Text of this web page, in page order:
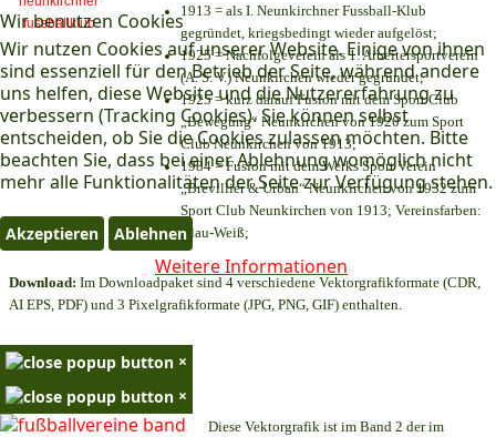
Wir benutzen Cookies
Wir nutzen Cookies auf unserer Website. Einige von ihnen
sind essenziell für den Betrieb der Seite, während andere
uns helfen, diese Website und die Nutzererfahrung zu
verbessern (Tracking Cookies). Sie können selbst
entscheiden, ob Sie die Cookies zulassen möchten. Bitte
beachten Sie, dass bei einer Ablehnung womöglich nicht
mehr alle Funktionalitäten der Seite zur Verfügung stehen.
Akzeptieren Ablehnen
Weitere Informationen
1913 = als I. Neunkirchner Fussball-Klub
gegründet, kriegsbedingt wieder aufgelöst;
1925 = Nachfolgeverein als 1. Arbeitersportverein
(A. S. V.) Neunkirchen wieder gegründet;
1925 = kurz darauf Fusion mit dem Sport Club
„Bewegung“ Neunkirchen von 1920 zum Sport
Club Neunkirchen von 1913;
1984 = Fusion mit dem Werks Sport Verein
„Brevillier & Urban“ Neunkirchen von 1932 zum
Sport Club Neunkirchen von 1913; Vereinsfarben:
Blau-Weiß;
Download: Im Downloadpaket sind 4 verschiedene Vektorgrafikformate (CDR,
AI EPS, PDF) und 3 Pixelgrafikformate (JPG, PNG, GIF) enthalten.
×
×
Diese Vektorgrafik ist im Band 2 der im